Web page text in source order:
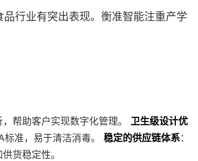
行业有突出表现。衡准智能注重产学
帮助客户实现数字化管理。 卫生级设计优
准，易于清洁消毒。 稳定的供应链体系：
货稳定性。